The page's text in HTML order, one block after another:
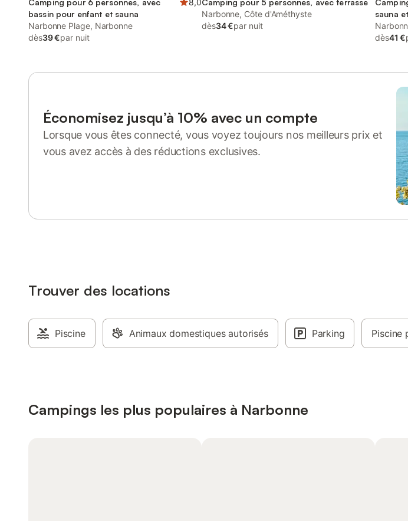
Camping pour 6 personnes, avec
bassin pour enfant et sauna
8,0
Narbonne Plage, Narbonne
dès39 €par nuit
Camping pour 5 personnes, avec terrasse
Narbonne, Côte d'Améthyste
dès34 €par nuit
sauna
dès41 €
Économisez jusqu’à 10% avec un compte
Lorsque vous êtes connecté, vous voyez toujours nos meilleurs prix et
vous avez accès à des réductions exclusives.
Trouver des locations
Piscine Animaux domestiques autorisés Parking Piscine
Campings les plus populaires à Narbonne